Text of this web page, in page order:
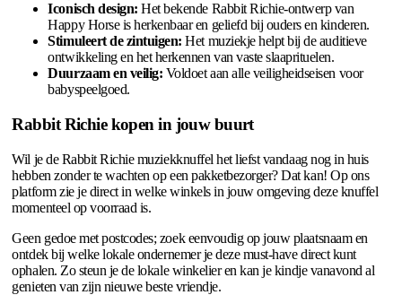
Iconisch design: Het bekende Rabbit Richie-ontwerp van
Happy Horse is herkenbaar en geliefd bij ouders en kinderen.
Stimuleert de zintuigen: Het muziekje helpt bij de auditieve
ontwikkeling en het herkennen van vaste slaaprituelen.
Duurzaam en veilig: Voldoet aan alle veiligheidseisen voor
babyspeelgoed.
Rabbit Richie kopen in jouw buurt
Wil je de Rabbit Richie muziekknuffel het liefst vandaag nog in huis
hebben zonder te wachten op een pakketbezorger? Dat kan! Op ons
platform zie je direct in welke winkels in jouw omgeving deze knuffel
momenteel op voorraad is.
Geen gedoe met postcodes; zoek eenvoudig op jouw plaatsnaam en
ontdek bij welke lokale ondernemer je deze must-have direct kunt
ophalen. Zo steun je de lokale winkelier en kan je kindje vanavond al
genieten van zijn nieuwe beste vriendje.